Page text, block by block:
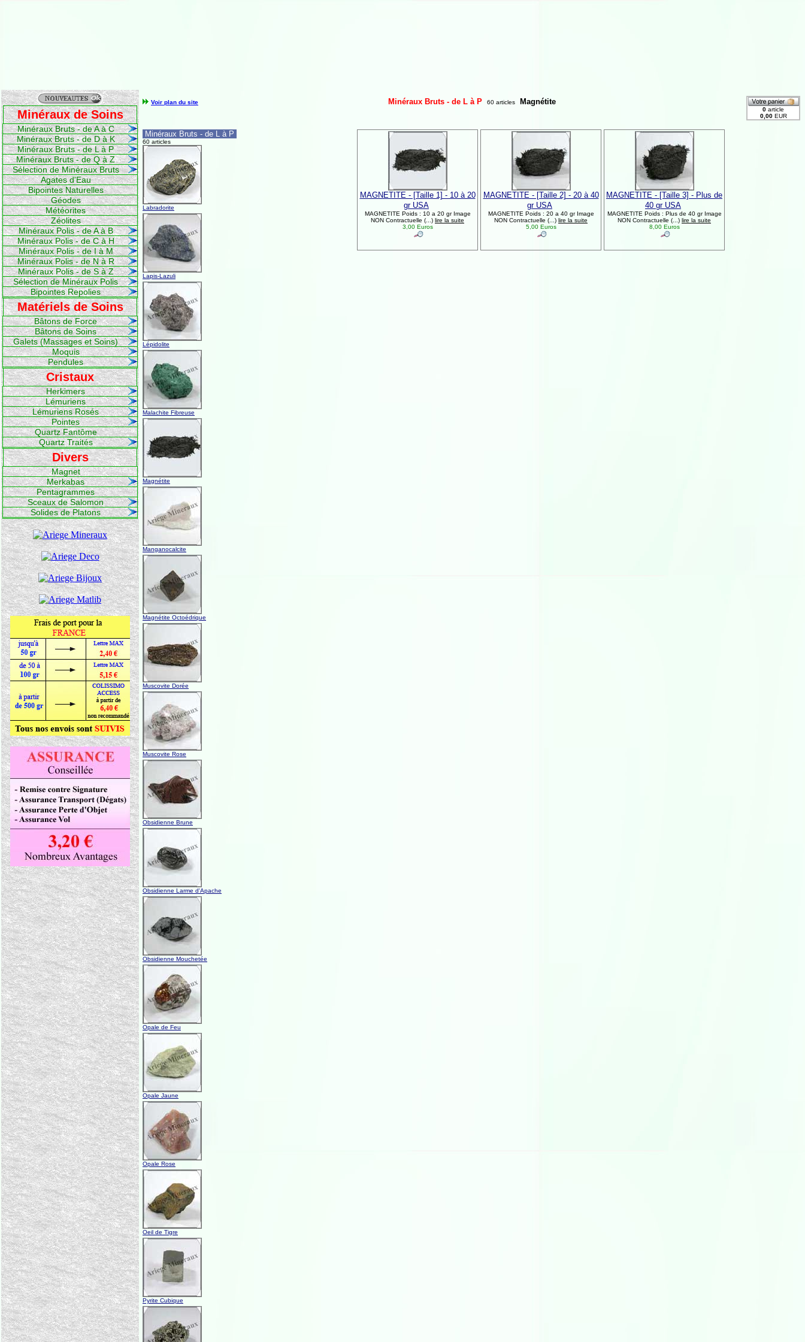
Minéraux de Soins
Minéraux Bruts - de A à C
Minéraux Bruts - de D à K
Minéraux Bruts - de L à P
Minéraux Bruts - de Q à Z
Sélection de Minéraux Bruts
Agates d'Eau
Bipointes Naturelles
Géodes
Météorites
Zéolites
Minéraux Polis - de A à B
Minéraux Polis - de C à H
Minéraux Polis - de I à M
Minéraux Polis - de N à R
Minéraux Polis - de S à Z
Sélection de Minéraux Polis
Bipointes Repolies
Matériels de Soins
Bâtons de Force
Bâtons de Soins
Galets (Massages et Soins)
Moquis
Pendules
Cristaux
Herkimers
Lémuriens
Lémuriens Rosés
Pointes
Quartz Fantôme
Quartz Traités
Divers
Magnet
Merkabas
Pentagrammes
Sceaux de Salomon
Solides de Platons
Voir plan du site Minéraux Bruts - de L à P 60 articles Magnétite
Minéraux Bruts - de L à P
60 articles
Labradorite
Lapis-Lazuli
Lépidolite
Malachite Fibreuse
Magnétite
Manganocalcite
Magnétite Octoédrique
Muscovite Dorée
Muscovite Rose
Obsidienne Brune
Obsidienne Larme d'Apache
Obsidienne Mouchetée
Opale de Feu
Opale Jaune
Opale Rose
Oeil de Tigre
Pyrite Cubique
MAGNETITE - [Taille 1] - 10 à 20
gr USA
MAGNETITE Poids : 10 a 20 gr Image
NON Contractuelle (...) lire la suite
3,00 Euros
MAGNETITE - [Taille 2] - 20 à 40
gr USA
MAGNETITE Poids : 20 a 40 gr Image
NON Contractuelle (...) lire la suite
5,00 Euros
MAGNETITE - [Taille 3] - Plus de
40 gr USA
MAGNETITE Poids : Plus de 40 gr Image
NON Contractuelle (...) lire la suite
8,00 Euros